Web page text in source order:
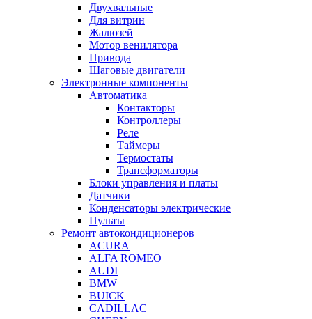
Двухвальные
Для витрин
Жалюзей
Мотор венилятора
Привода
Шаговые двигатели
Электронные компоненты
Автоматика
Контакторы
Контроллеры
Реле
Таймеры
Термостаты
Трансформаторы
Блоки управления и платы
Датчики
Конденсаторы электрические
Пульты
Ремонт автокондиционеров
ACURA
ALFA ROMEO
AUDI
BMW
BUICK
CADILLAC